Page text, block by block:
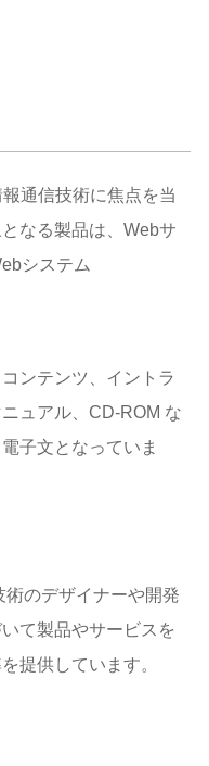
通信技術に焦点を当
なる製品は、Webサ
システム
ンテンツ、イントラ
ュアル、CD-ROM な
子文となっていま
のデザイナーや開発
て製品やサービスを
提供しています。